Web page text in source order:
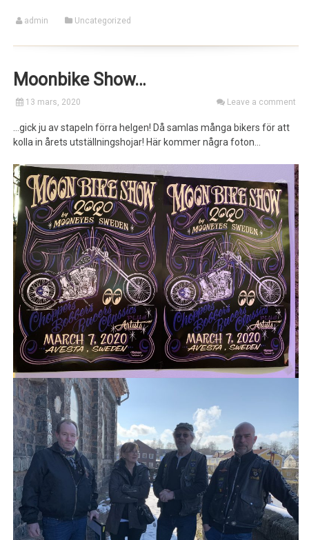
admin Uncategorized
Moonbike Show…
13 mars, 2020 Leave a comment
…gick ju av stapeln förra helgen! Då samlas många bikers för att
kolla in årets utställningshojar! Här kommer några foton…